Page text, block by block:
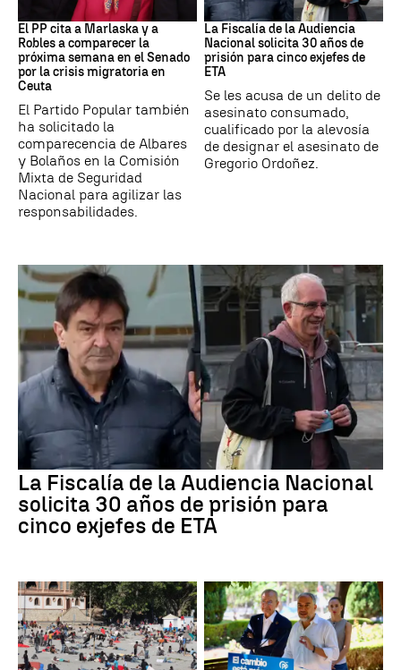
Crisis Migratoria
El PP cita a Marlaska y a
Robles a comparecer la
próxima semana en el Senado
por la crisis migratoria en
Ceuta
El Partido Popular también
ha solicitado la
comparecencia de Albares
y Bolaños en la Comisión
Mixta de Seguridad
Nacional para agilizar las
responsabilidades.
ETA
La Fiscalía de la Audiencia
Nacional solicita 30 años de
prisión para cinco exjefes de
ETA
Se les acusa de un delito de
asesinato consumado,
cualificado por la alevosía
de designar el asesinato de
Gregorio Ordoñez.
La Fiscalía de la Audiencia Nacional
solicita 30 años de prisión para
cinco exjefes de ETA